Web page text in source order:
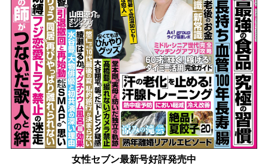
女性セブン最新号好評発売中